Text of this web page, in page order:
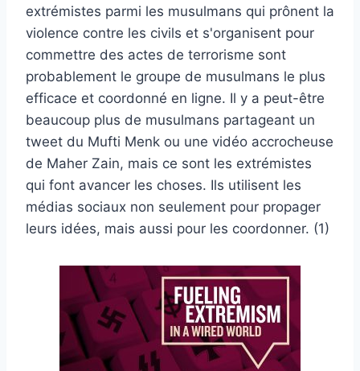
extrémistes parmi les musulmans qui prônent la
violence contre les civils et s'organisent pour
commettre des actes de terrorisme sont
probablement le groupe de musulmans le plus
efficace et coordonné en ligne. Il y a peut-être
beaucoup plus de musulmans partageant un
tweet du Mufti Menk ou une vidéo accrocheuse
de Maher Zain, mais ce sont les extrémistes
qui font avancer les choses. Ils utilisent les
médias sociaux non seulement pour propager
leurs idées, mais aussi pour les coordonner. (1)